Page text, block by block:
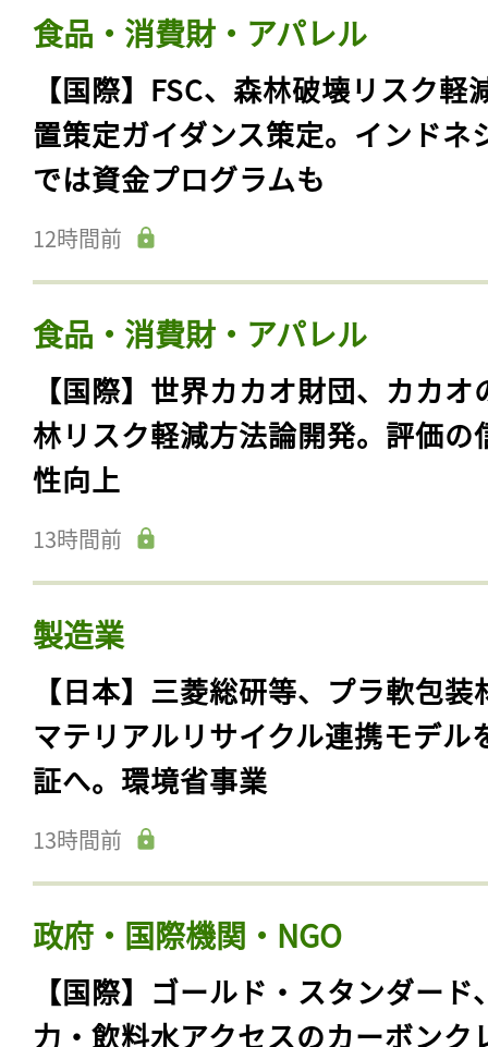
食品・消費財・アパレル
【国際】FSC、森林破壊リスク軽
置策定ガイダンス策定。インドネ
では資金プログラムも
12時間前
食品・消費財・アパレル
【国際】世界カカオ財団、カカオ
林リスク軽減方法論開発。評価の
性向上
13時間前
製造業
【日本】三菱総研等、プラ軟包装
マテリアルリサイクル連携モデル
証へ。環境省事業
13時間前
政府・国際機関・NGO
【国際】ゴールド・スタンダード
力・飲料水アクセスのカーボンク